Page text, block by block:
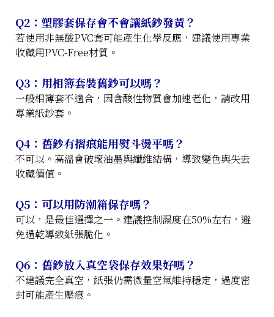
Q2：塑膠套保存會不會讓紙鈔發黃？
若使用非無酸PVC套可能產生化學反應，建議使用專業
收藏用PVC-Free材質。
Q3：用相簿套裝舊鈔可以嗎？
一般相簿套不適合，因含酸性物質會加速老化，請改用
專業紙鈔套。
Q4：舊鈔有摺痕能用熨斗燙平嗎？
不可以。高溫會破壞油墨與纖維結構，導致變色與失去
收藏價值。
Q5：可以用防潮箱保存嗎？
可以，是最佳選擇之一。建議控制濕度在50%左右，避
免過乾導致紙張脆化。
Q6：舊鈔放入真空袋保存效果好嗎？
不建議完全真空，紙張仍需微量空氣維持穩定，過度密
封可能產生壓痕。